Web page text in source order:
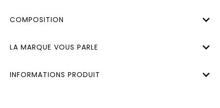
COMPOSITION
LA MARQUE VOUS PARLE
INFORMATIONS PRODUIT